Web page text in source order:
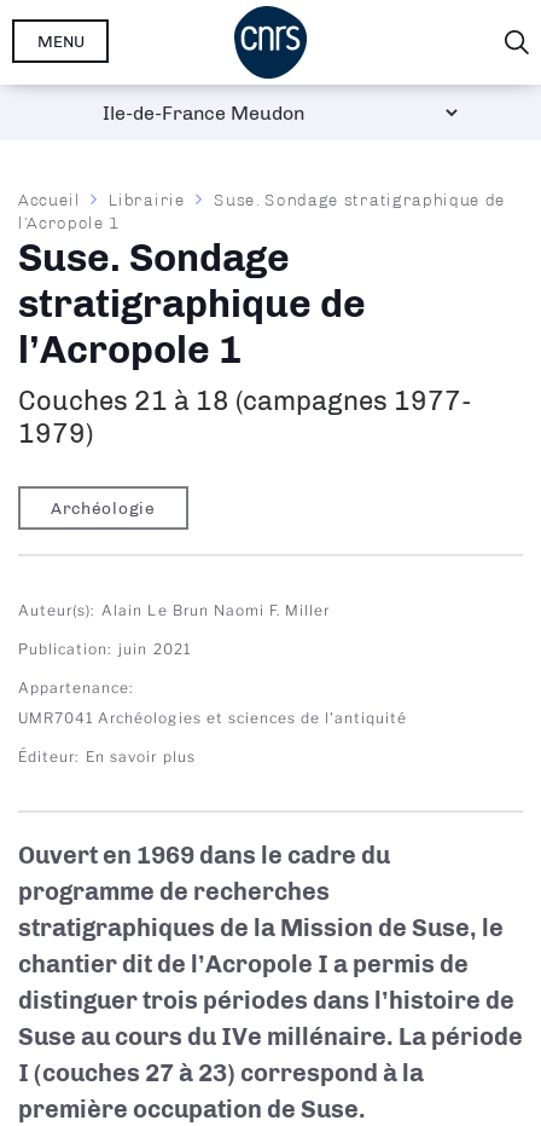
Aller
MENU
Fil
d'Ariane
Accueil Librairie
Suse. Sondage stratigraphique de
l’Acropole 1
Suse. Sondage
stratigraphique de
l’Acropole 1
Couches 21 à 18 (campagnes 1977-
1979)
Archéologie
Auteur(s) Alain Le Brun Naomi F. Miller
Publication juin 2021
Appartenance
UMR7041 Archéologies et sciences de l'antiquité
Éditeur En savoir plus
Ouvert en 1969 dans le cadre du
programme de recherches
stratigraphiques de la Mission de Suse, le
chantier dit de l’Acropole I a permis de
distinguer trois périodes dans l’histoire de
Suse au cours du IVe millénaire. La période
I (couches 27 à 23) correspond à la
première occupation de Suse.